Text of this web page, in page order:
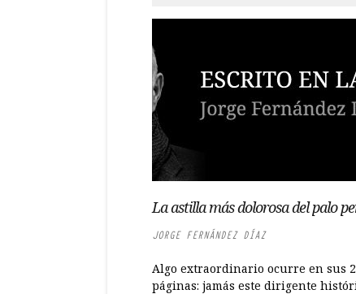
La astilla más dolorosa del palo
JORGE FERNÁNDEZ DÍAZ
Algo extraordinario ocurre en sus
páginas: jamás este dirigente